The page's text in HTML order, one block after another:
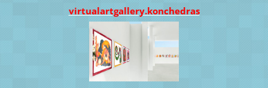
virtualartgallery.konchedras